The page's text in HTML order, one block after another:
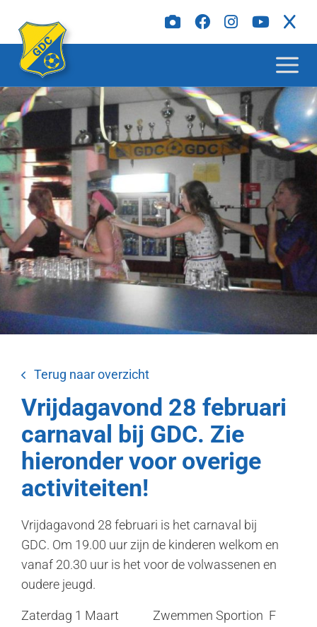
Terug naar overzicht
Vrijdagavond 28 februari
carnaval bij GDC. Zie
hieronder voor overige
activiteiten!
Vrijdagavond 28 februari is het carnaval bij
GDC. Om 19.00 uur zijn de kinderen welkom en
vanaf 20.30 uur is het voor de volwassenen en
oudere jeugd.
Zaterdag 1 Maart Zwemmen Sportion F